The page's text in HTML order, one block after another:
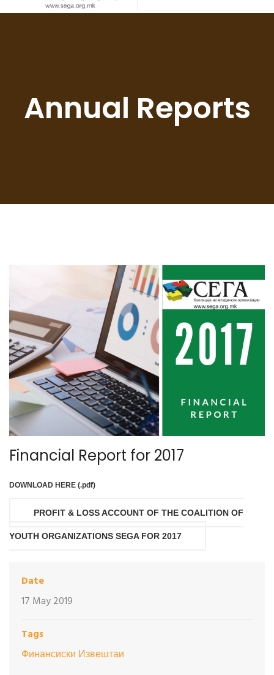
Annual Reports
Financial Report for 2017
DOWNLOAD HERE (.pdf)
PROFIT & LOSS ACCOUNT OF THE COALITION OF
YOUTH ORGANIZATIONS SEGA FOR 2017
Date
17 May 2019
Tags
Финансиски Извештаи